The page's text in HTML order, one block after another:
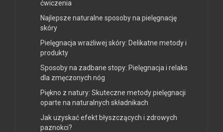
ćwiczenia
Najlepsze naturalne sposoby na pielęgnację
skóry
Pielęgnacja wrażliwej skóry: Delikatne metody i
produkty
Sposoby na zadbane stopy: Pielęgnacja i relaks
dla zmęczonych nóg
Piękno z natury: Skuteczne metody pielęgnacji
oparte na naturalnych składnikach
Jak uzyskać efekt błyszczących i zdrowych
paznokci?